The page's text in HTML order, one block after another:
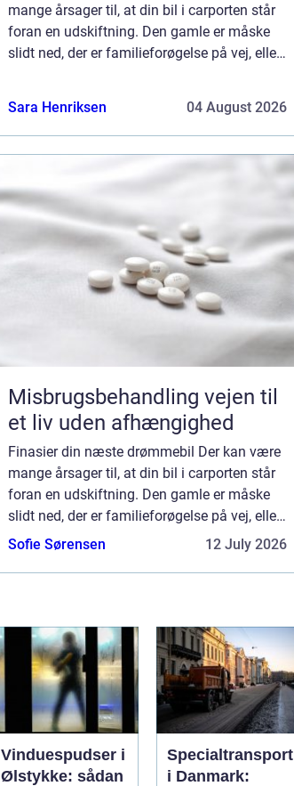
mange årsager til, at din bil i carporten står
foran en udskiftning. Den gamle er måske
slidt ned, der er familieforøgelse på vej, eller
Sara Henriksen
04 August 2026
Misbrugsbehandling vejen til
et liv uden afhængighed
Finasier din næste drømmebil Der kan være
mange årsager til, at din bil i carporten står
foran en udskiftning. Den gamle er måske
slidt ned, der er familieforøgelse på vej, eller
du ønsker simp...
Sofie Sørensen 12 July 2026
Vinduespudser i
Ølstykke: sådan
Specialtransport
i Danmark: